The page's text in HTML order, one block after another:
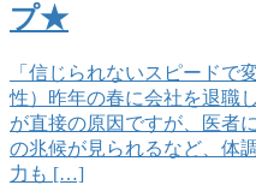
プ★
「信じられないスピードで
性）昨年の春に会社を退職
が直接の原因ですが、医者
の兆候が見られるなど、体
力も […]